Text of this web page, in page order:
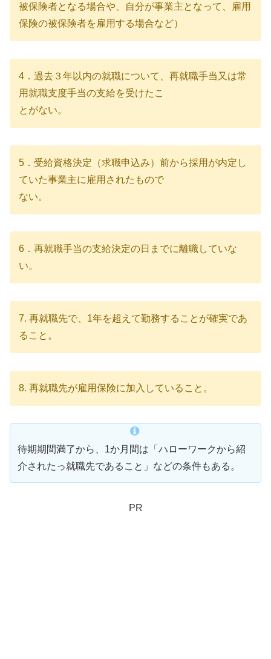
被保険者となる場合や、自分が事業主となって、雇用
保険の被保険者を雇用する場合など）
4．過去３年以内の就職について、再就職手当又は常
用就職支度手当の支給を受けたこ
とがない。
5．受給資格決定（求職申込み）前から採用が内定し
ていた事業主に雇用されたもので
ない。
6．再就職手当の支給決定の日までに離職していな
い。
7. 再就職先で、1年を超えて勤務することが確実であ
ること。
8. 再就職先が雇用保険に加入していること。
待期期間満了から、1か月間は「ハローワークから紹
介されたっ就職先であること」などの条件もある。
PR